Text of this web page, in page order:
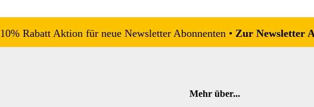
10% Rabatt Aktion für neue Newsletter Abonnenten • Zur Newsletter
Mehr über...